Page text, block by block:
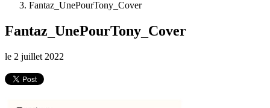
Fantaz_UnePourTony_Cover
Fantaz_UnePourTony_Cover
le 2 juillet 2022